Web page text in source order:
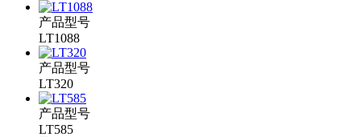
产品型号
LT1088
产品型号
LT320
产品型号
LT585